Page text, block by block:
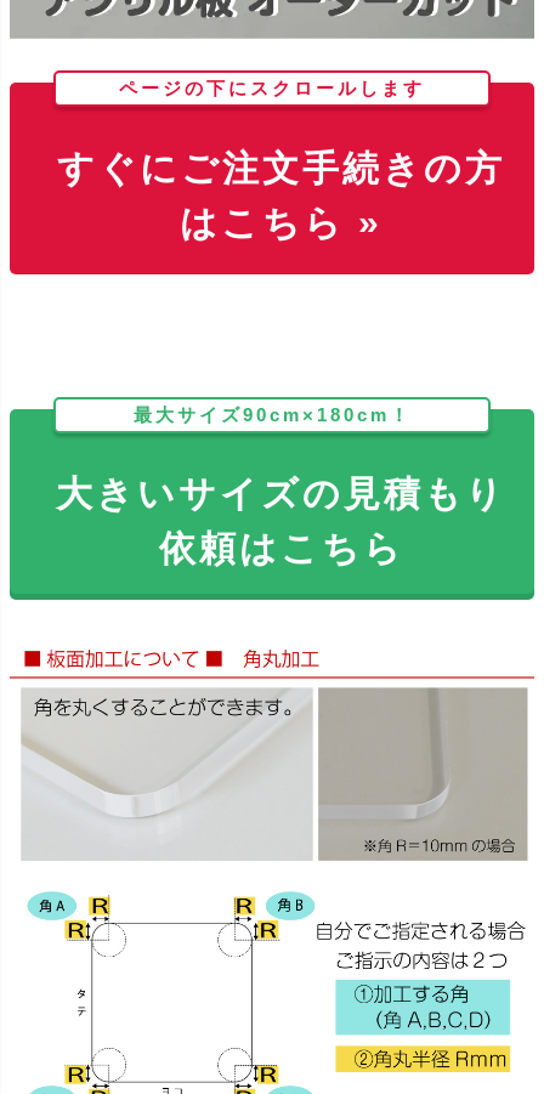
ページの下にスクロールします
すぐにご注文手続きの方
はこちら »
最大サイズ90cm×180cm！
大きいサイズの見積もり
依頼はこちら